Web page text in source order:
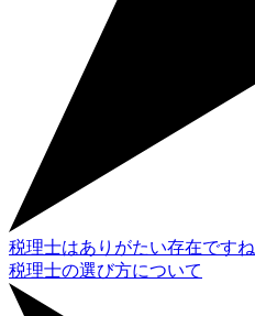
税理士はありがたい存在ですね
税理士の選び方について